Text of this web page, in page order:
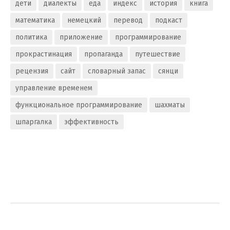
дети диалекты еда индекс история
книга
математика
немецкий перевод
подкаст
политика
приложение
программирование
прокрастинация
пропаганда
путешествие
рецензия
сайт словарный запас
сянци
управление временем
функциональное программирование
шахматы
шпаргалка
эффективность